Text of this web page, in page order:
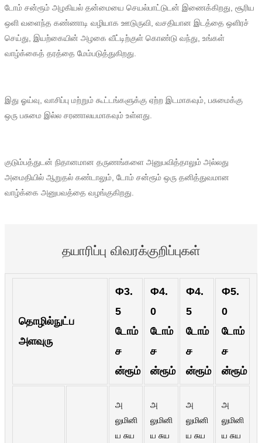
Tiếng Việt
Монгол
Af Soomaali
Shona
ລາວ
Zulu
Slovenščina
čeština
ภาษาไทย
Afrikaans
டோம் சன்ரூம் அழகியல் தன்மையை செயல்பாட்டுடன் இணைக்கிறது, சூரிய
ஒளி வளைந்த கண்ணாடி வழியாக ஊடுருவி, வசதியான இடத்தை ஒளிரச்
செய்து, இயற்கையின் அழகை வீட்டிற்குள் கொண்டு வந்து, உங்கள்
வாழ்க்கைத் தரத்தை மேம்படுத்துகிறது.
இது ஓய்வு, வாசிப்பு மற்றும் கூட்டங்களுக்கு ஏற்ற இடமாகவும், பசுமைக்கு
ஒரு பசுமை இல்ல சரணாலயமாகவும் உள்ளது.
குடும்பத்துடன் நிதானமான தருணங்களை அனுபவித்தாலும் அல்லது
அமைதியில் ஆறுதல் கண்டாலும், டோம் சன்ரூம் ஒரு தனித்துவமான
வாழ்க்கை அனுபவத்தை வழங்குகிறது.
தயாரிப்பு விவரக்குறிப்புகள்
தொழில்நுட்ப
அளவுரு
Φ3.
5
டோம்
ச
ன்ரூம்
Φ4.
0
டோம்
ச
ன்ரூம்
Φ4.
5
டோம்
ச
ன்ரூம்
Φ5.
0
டோம்
ச
ன்ரூம்
அ
லுமினி
ய சுய
அ
லுமினி
ய சுய
அ
லுமினி
ய சுய
அ
லுமினி
ய சுய